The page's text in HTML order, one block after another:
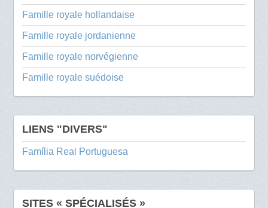
Famille royale hollandaise
Famille royale jordanienne
Famille royale norvégienne
Famille royale suédoise
LIENS "DIVERS"
Família Real Portuguesa
SITES « SPÉCIALISÉS »